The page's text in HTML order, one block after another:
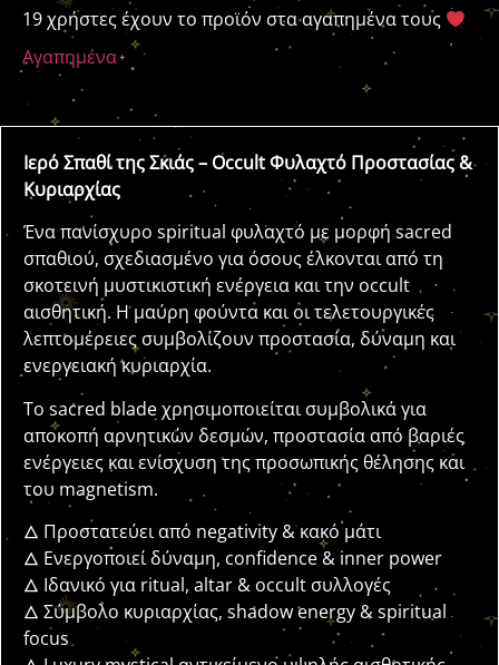
19 χρήστες έχουν το προϊόν στα αγαπημένα τους
Αγαπημένα
Ιερό Σπαθί της Σκιάς – Occult Φυλαχτό Προστασίας &
Κυριαρχίας
Ένα πανίσχυρο spiritual φυλαχτό με μορφή sacred
σπαθιού, σχεδιασμένο για όσους έλκονται από τη
σκοτεινή μυστικιστική ενέργεια και την occult
αισθητική. Η μαύρη φούντα και οι τελετουργικές
λεπτομέρειες συμβολίζουν προστασία, δύναμη και
ενεργειακή κυριαρχία.
Το sacred blade χρησιμοποιείται συμβολικά για
αποκοπή αρνητικών δεσμών, προστασία από βαριές
ενέργειες και ενίσχυση της προσωπικής θέλησης και
του magnetism.
🜂 Προστατεύει από negativity & κακό μάτι
🜂 Ενεργοποιεί δύναμη, confidence & inner power
🜂 Ιδανικό για ritual, altar & occult συλλογές
🜂 Σύμβολο κυριαρχίας, shadow energy & spiritual
focus